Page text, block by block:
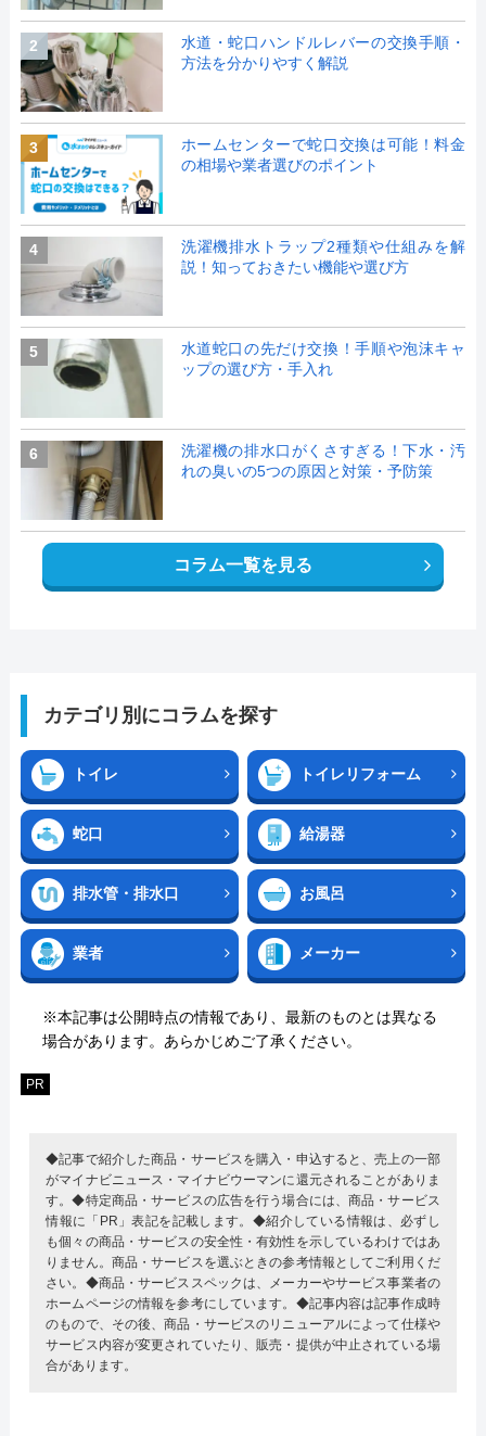
2
水道・蛇口ハンドルレバーの交換手順・
方法を分かりやすく解説
3
ホームセンターで蛇口交換は可能！料金
の相場や業者選びのポイント
4
洗濯機排水トラップ2種類や仕組みを解
説！知っておきたい機能や選び方
5
水道蛇口の先だけ交換！手順や泡沫キャ
ップの選び方・手入れ
6
洗濯機の排水口がくさすぎる！下水・汚
れの臭いの5つの原因と対策・予防策
コラム一覧を見る
カテゴリ別にコラムを探す
トイレ トイレリフォーム
蛇口 給湯器
排水管・排水口 お風呂
業者 メーカー
※本記事は公開時点の情報であり、最新のものとは異なる
場合があります。あらかじめご了承ください。
PR
◆記事で紹介した商品・サービスを購入・申込すると、売上の一部
がマイナビニュース・マイナビウーマンに還元されることがありま
す。◆特定商品・サービスの広告を行う場合には、商品・サービス
情報に「PR」表記を記載します。◆紹介している情報は、必ずし
も個々の商品・サービスの安全性・有効性を示しているわけではあ
りません。商品・サービスを選ぶときの参考情報としてご利用くだ
さい。◆商品・サービススペックは、メーカーやサービス事業者の
ホームページの情報を参考にしています。◆記事内容は記事作成時
のもので、その後、商品・サービスのリニューアルによって仕様や
サービス内容が変更されていたり、販売・提供が中止されている場
合があります。